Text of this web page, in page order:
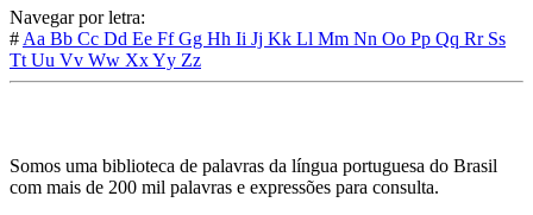
Navegar por letra:
# Aa Bb Cc Dd Ee FfGg Hh Ii Jj Kk Ll Mm Nn Oo Pp Qq Rr Ss
Tt Uu Vv Ww XxYy Zz
Somos uma biblioteca de palavras da língua portuguesa do Brasil
com mais de 200 mil palavras e expressões para consulta.